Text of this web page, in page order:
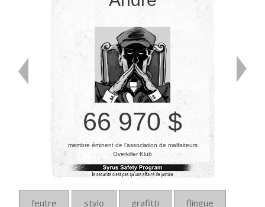
66 970 $
membre éminent de l’association de malfaiteurs
Overkiller Klub
feutre stylo grafitti flingue